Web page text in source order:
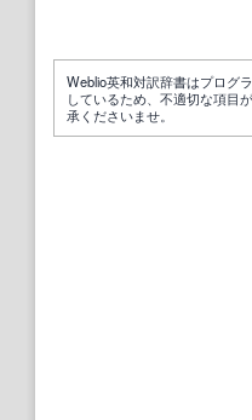
Weblio英和対訳辞書はプログ
しているため、不適切な項目
承くださいませ。